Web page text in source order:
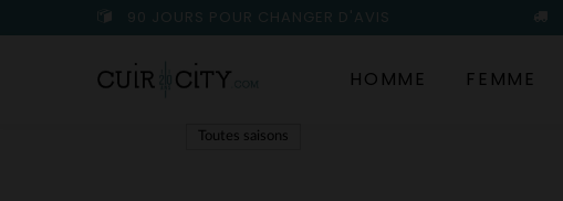
90 JOURS POUR CHANGER D'AVIS
HOMME FEMME
Toutes saisons